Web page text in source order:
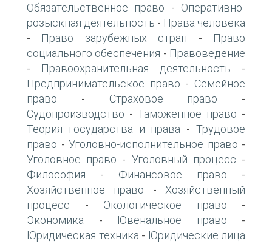
Обязательственное право - Оперативно-
розыскная деятельность - Права человека
- Право зарубежных стран -
Право
социального обеспечения - Правоведение
- Правоохранительная деятельность -
Предпринимательское право - Семейное
право - Страховое право -
Судопроизводство - Таможенное право -
Теория государства и права -Трудовое
право - Уголовно-исполнительное право -
Уголовное право - Уголовный процесс -
Философия - Финансовое право -
Хозяйственное право -Хозяйственный
процесс - Экологическое право -
Экономика - Ювенальное право -
Юридическая техника - Юридические лица